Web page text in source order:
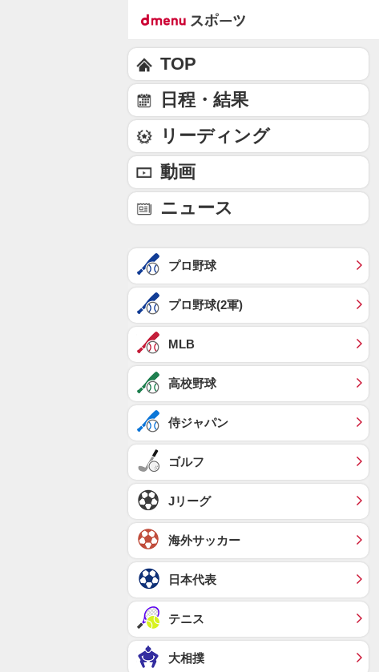
TOP
日程・結果
リーディング
動画
ニュース
プロ野球
プロ野球(2軍)
MLB
高校野球
侍ジャパン
ゴルフ
Jリーグ
海外サッカー
日本代表
テニス
大相撲